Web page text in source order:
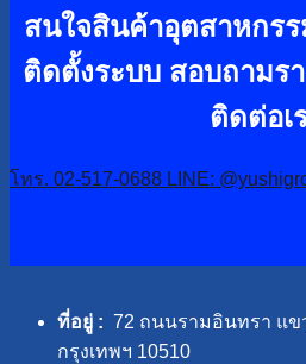
สนใจสินค้าอุตสาหกรร
ติดตั้งระบบ สอบถามร
ติดต่อเ
โทร. 02-517-0688 LINE:
ที่อยู่ : 72 ถนนรามอินทรา แข
กรุงเทพฯ 10510